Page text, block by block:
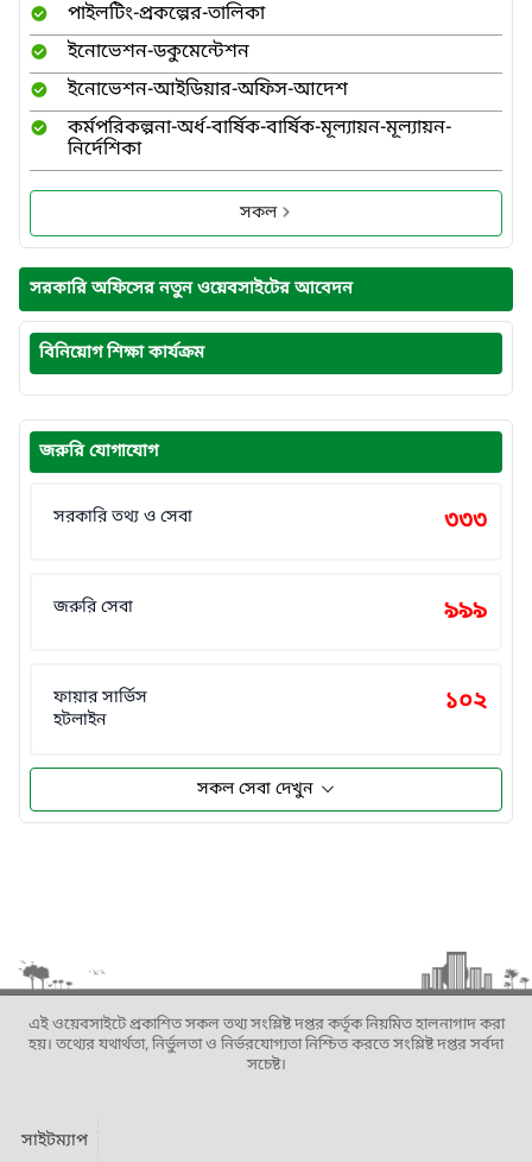
পাইলটিং-প্রকল্পের-তালিকা
ইনোভেশন-ডকুমেন্টেশন
ইনোভেশন-আইডিয়ার-অফিস-আদেশ
কর্মপরিকল্পনা-অর্ধ-বার্ষিক-বার্ষিক-মূল্যায়ন-মূল্যায়ন-
নির্দেশিকা
সকল
সরকারি অফিসের নতুন ওয়েবসাইটের আবেদন
বিনিয়োগ শিক্ষা কার্যক্রম
জরুরি যোগাযোগ
সরকারি তথ্য ও সেবা ৩৩৩
জরুরি সেবা ৯৯৯
ফায়ার সার্ভিস
হটলাইন
১০২
সকল সেবা দেখুন
এই ওয়েবসাইটে প্রকাশিত সকল তথ্য সংশ্লিষ্ট দপ্তর কর্তৃক নিয়মিত হালনাগাদ করা
হয়। তথ্যের যথার্থতা, নির্ভুলতা ও নির্ভরযোগ্যতা নিশ্চিত করতে সংশ্লিষ্ট দপ্তর সর্বদা
সচেষ্ট।
সাইটম্যাপ